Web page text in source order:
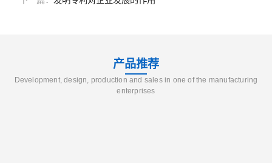
产品推荐
Development, design, production and sales in one of the manufacturing
enterprises